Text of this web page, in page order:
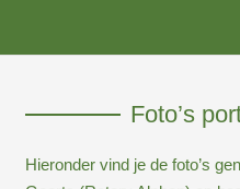
Foto’s
Hieronder vind je de foto’s